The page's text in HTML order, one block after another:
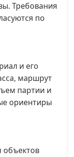
Требования
по
и его
маршрут
партии и
ориентиры
объектов